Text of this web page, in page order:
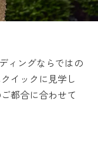
ィングならではの
イックに見学し
都合に合わせて